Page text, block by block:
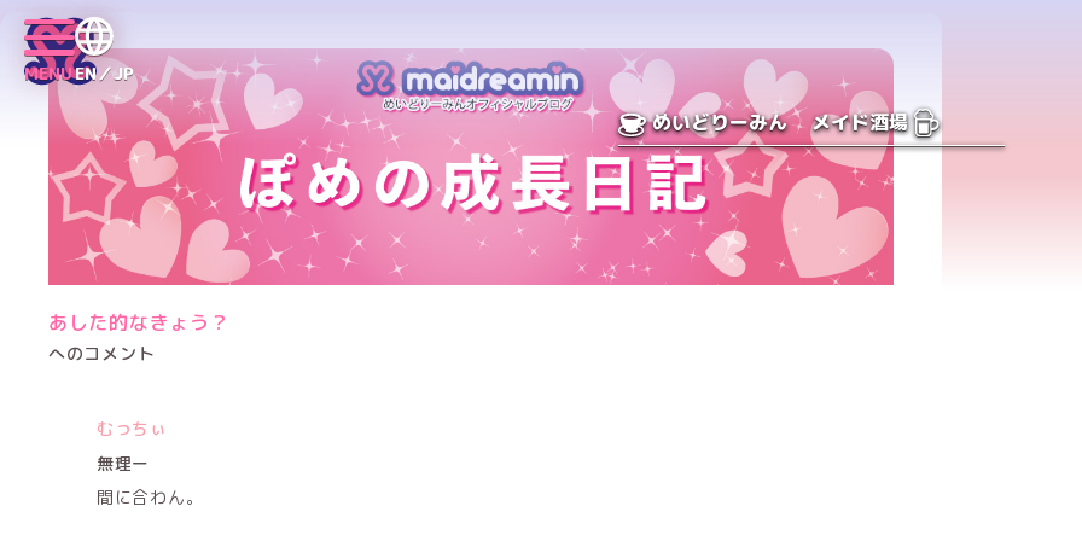
MENUEN／JP
めいどりーみん メイド酒場
あした的なきょう？
へのコメント
むっちぃ
無理ー
間に合わん。